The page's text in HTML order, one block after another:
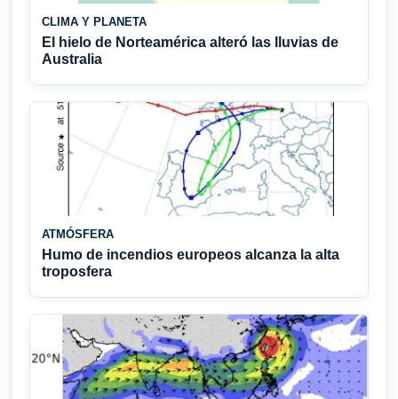
CLIMA Y PLANETA
El hielo de Norteamérica alteró las lluvias de
Australia
ATMÓSFERA
Humo de incendios europeos alcanza la alta
troposfera